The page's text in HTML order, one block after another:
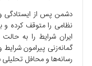
دشمن پس از ایستادگی و
نظامی را متوقف کرده و
ایران شرایط را به
گمانه‌زنی پیرامون شرایط
رسانه‌ها و محافل